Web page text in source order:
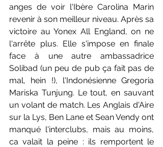
anges de voir l'Ibère Carolina Marin
revenir à son meilleur niveau. Après sa
victoire au Yonex All England, on ne
l'arrête plus. Elle s'impose en finale
face à une autre ambassadrice
Solibad (un peu de pub ça fait pas de
mal, hein !), l'Indonésienne Gregoria
Mariska Tunjung. Le tout, en sauvant
un volant de match. Les Anglais d'Aire
sur la Lys, Ben Lane et Sean Vendy ont
manqué l'interclubs, mais au moins,
ca valait la peine : ils remportent le